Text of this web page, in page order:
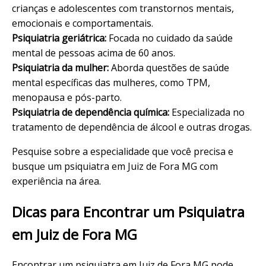
crianças e adolescentes com transtornos mentais,
emocionais e comportamentais.
Psiquiatria geriátrica: Focada no cuidado da saúde
mental de pessoas acima de 60 anos.
Psiquiatria da mulher:Aborda questões de saúde
mental específicas das mulheres, como TPM,
menopausa e pós-parto.
Psiquiatria de dependência química: Especializada no
tratamento de dependência de álcool e outras drogas.
Pesquise sobre a especialidade que você precisa e
busque um psiquiatra em Juiz de Fora MG com
experiência na área.
Dicas para Encontrar um Psiquiatra
em Juiz de Fora MG